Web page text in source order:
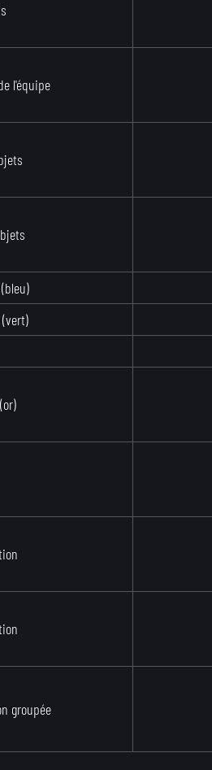
l'équipe
groupée